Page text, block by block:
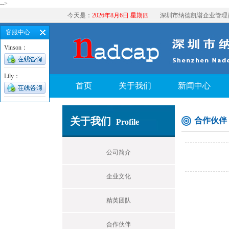
-->
今天是： 2026年8月6日 星期四 深圳市纳德凯谱企业管
首页 关于我们 新闻中心
关于我们 Profile
公司简介
企业文化
精英团队
合作伙伴
合作伙伴
客服中心
Vinson：
Lily：